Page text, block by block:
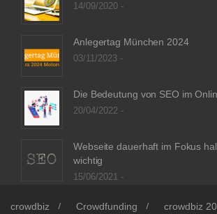
14/09/2020 -
Anlegertag München 2024
03/11/2023 -
Die Bedeutung von SEO im
20/04/2022 -
Webseite dauerhaft im Fokus
wichtig
15/06/2021 -
crowdbiz Crowdfunding crowdbiz